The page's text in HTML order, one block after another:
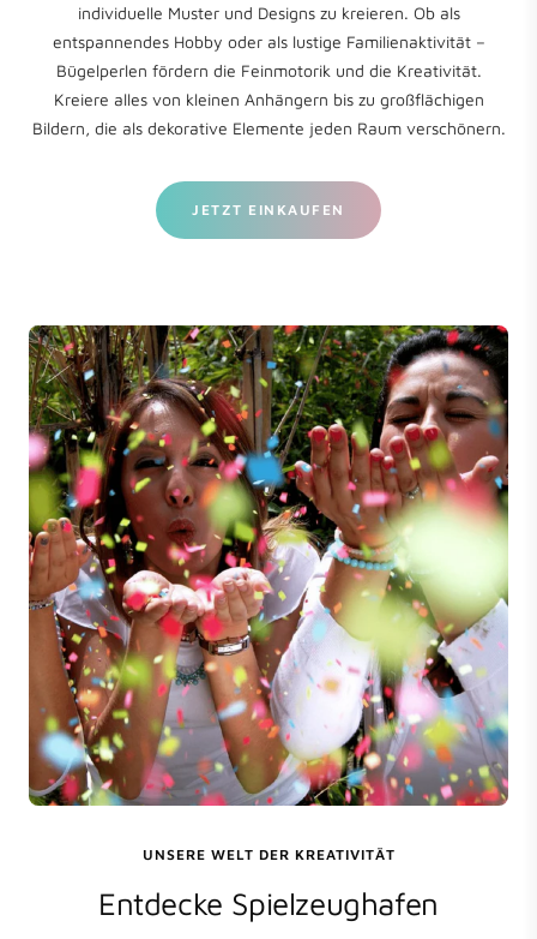
individuelle Muster und Designs zu kreieren. Ob als
entspannendes Hobby oder als lustige Familienaktivität –
Bügelperlen fördern die Feinmotorik und die Kreativität.
Kreiere alles von kleinen Anhängern bis zu großflächigen
Bildern, die als dekorative Elemente jeden Raum verschönern.
JETZT EINKAUFEN
UNSERE WELT DER KREATIVITÄT
Entdecke Spielzeughafen